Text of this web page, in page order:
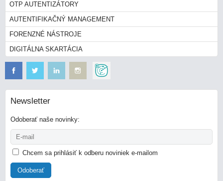
OTP AUTENTIZÁTORY
AUTENTIFIKAČNÝ MANAGEMENT
FORENZNÉ NÁSTROJE
DIGITÁLNA SKARTÁCIA
Newsletter
Odoberať naše novinky:
Chcem sa prihlásiť k odberu noviniek e-mailom
Odoberať